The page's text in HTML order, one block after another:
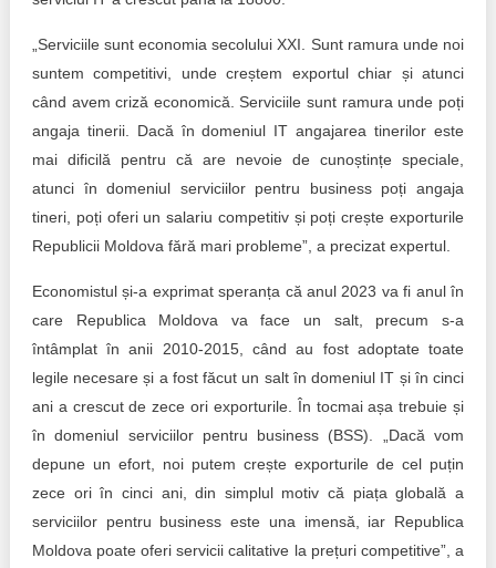
„Serviciile sunt economia secolului XXI. Sunt ramura unde noi
suntem competitivi, unde creștem exportul chiar și atunci
când avem criză economică. Serviciile sunt ramura unde poți
angaja tinerii. Dacă în domeniul IT angajarea tinerilor este
mai dificilă pentru că are nevoie de cunoștințe speciale,
atunci în domeniul serviciilor pentru business poți angaja
tineri, poți oferi un salariu competitiv și poți crește exporturile
Republicii Moldova fără mari probleme”, a precizat expertul.
Economistul și-a exprimat speranța că anul 2023 va fi anul în
care Republica Moldova va face un salt, precum s-a
întâmplat în anii 2010-2015, când au fost adoptate toate
legile necesare și a fost făcut un salt în domeniul IT și în cinci
ani a crescut de zece ori exporturile. În tocmai așa trebuie și
în domeniul serviciilor pentru business (BSS). „Dacă vom
depune un efort, noi putem crește exporturile de cel puțin
zece ori în cinci ani, din simplul motiv că piața globală a
serviciilor pentru business este una imensă, iar Republica
Moldova poate oferi servicii calitative la prețuri competitive”, a